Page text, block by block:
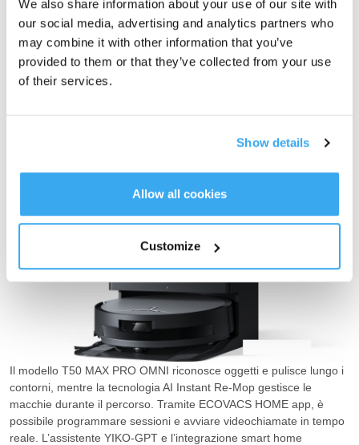
We also share information about your use of our site with
our social media, advertising and analytics partners who
may combine it with other information that you’ve
provided to them or that they’ve collected from your use
of their services.
Show details
Allow all cookies
Customize
rimanendo vicino a pareti e mobili per massima copertura. Il nuovo
Triple Lift System adatta automaticamente la modalità di pulizia,
sollevando spazzole principali e laterali su macchie. L’assistente
vocale YIKO-GPT interpreta comandi vocali o testuali naturali per
chi trova difficile usare interfacce mobili.
Il modello T50 MAX PRO OMNI riconosce oggetti e pulisce lungo i
contorni, mentre la tecnologia AI Instant Re-Mop gestisce le
macchie durante il percorso. Tramite ECOVACS HOME app, è
possibile programmare sessioni e avviare videochiamate in tempo
reale. L’assistente YIKO-GPT e l’integrazione smart home